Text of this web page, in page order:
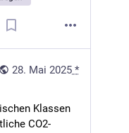
28. Mai 2025 *
Klassen
CO2-